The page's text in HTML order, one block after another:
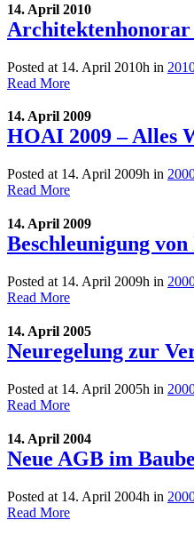
14. April 2010
Architektenhonorar
Posted at 14. April 2010h in
Read More
14. April 2009
HOAI 2009 – Alles
Posted at 14. April 2009h in
Read More
14. April 2009
Beschleunigung
Posted at 14. April 2009h in
Read More
14. April 2005
Neuregelung zur
Posted at 14. April 2005h in
Read More
14. April 2004
Neue AGB im
Posted at 14. April 2004h in
Read More